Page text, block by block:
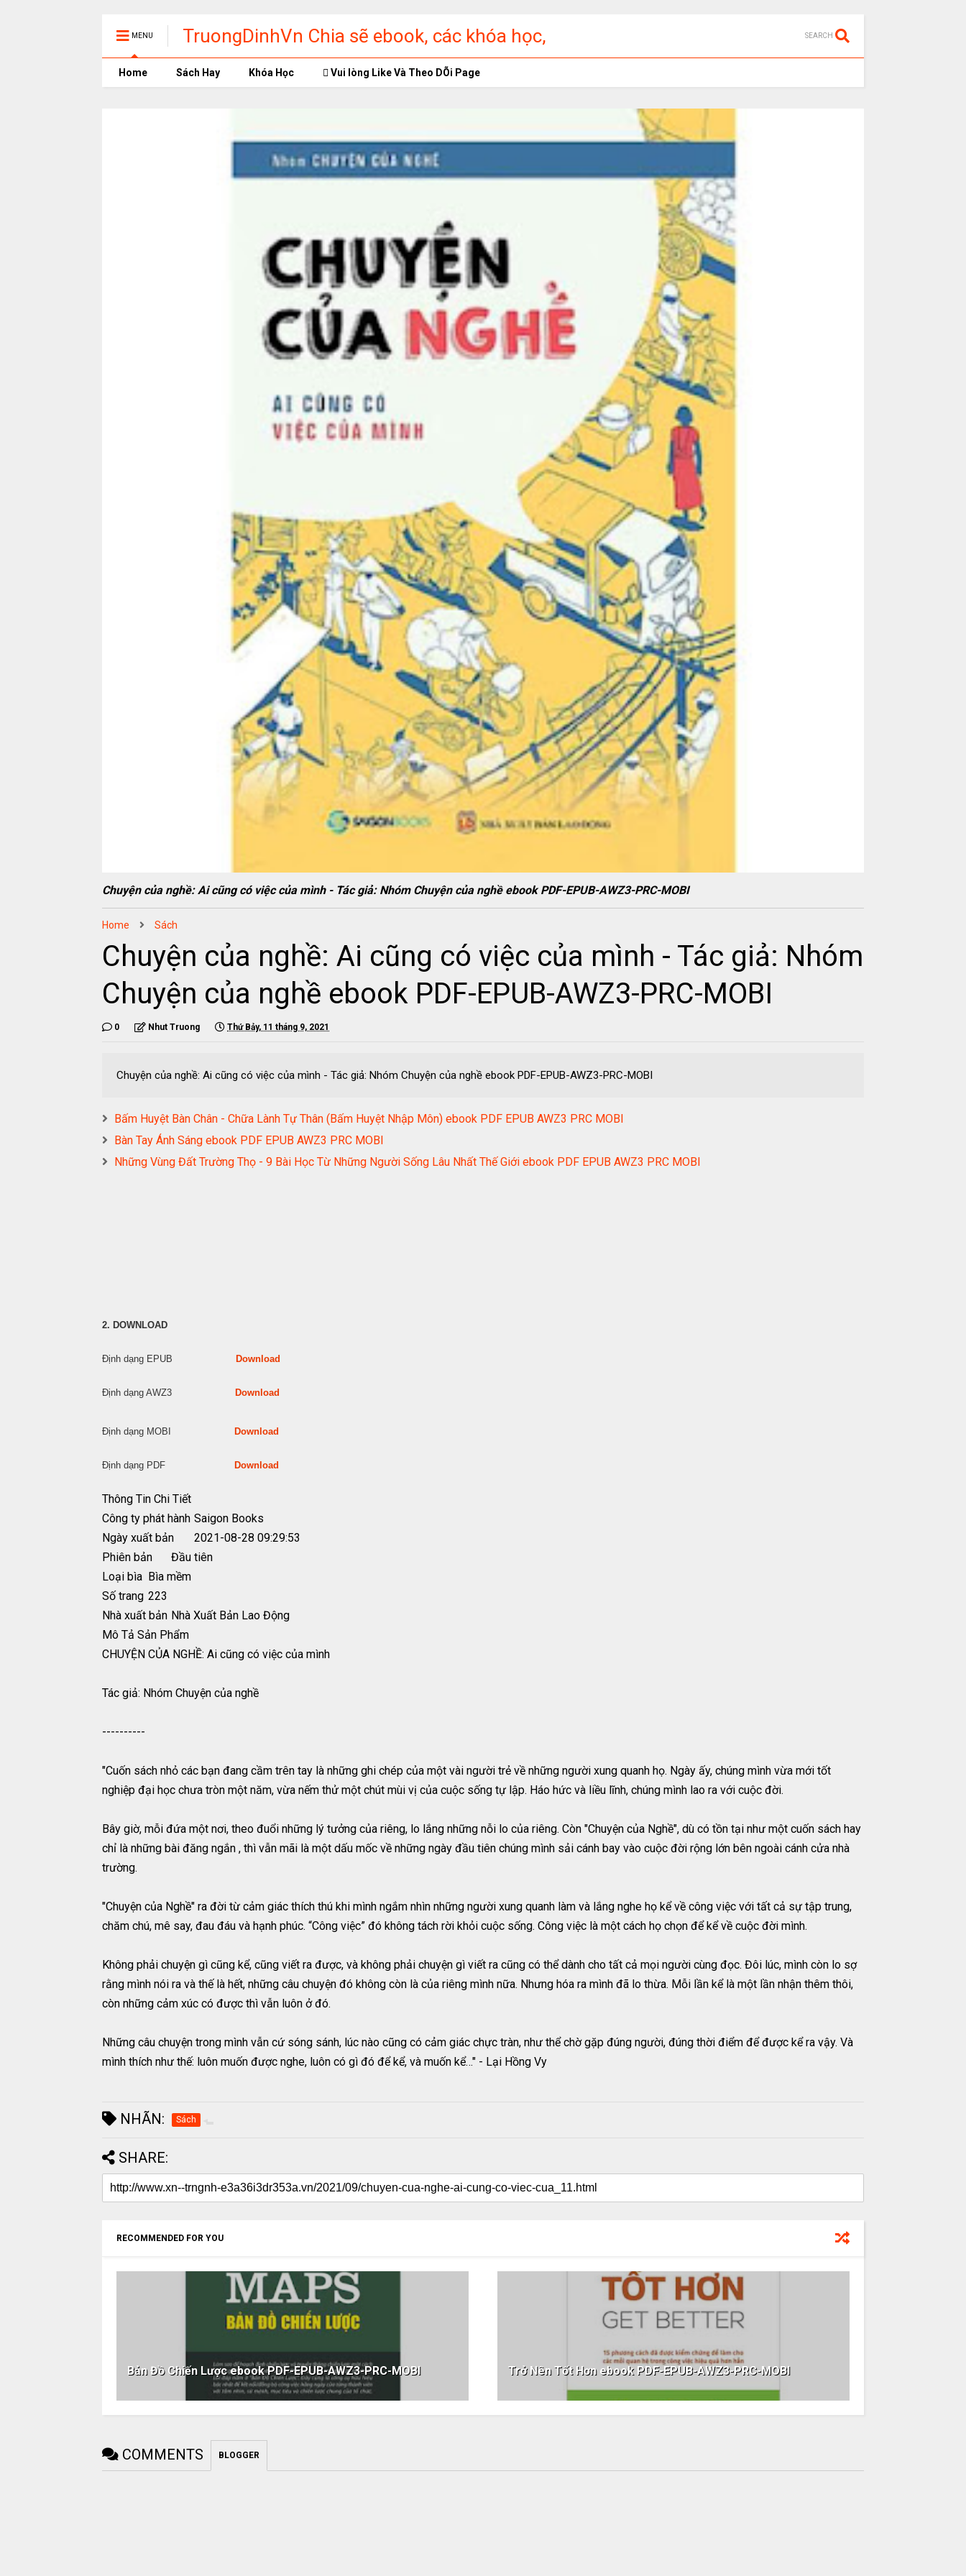
MENU
TruongDinhVn Chia sẽ ebook, các khóa học,
phần mềm học tập miễn phí
SEARCH
Home Sách Hay Khóa Học Vui lòng Like Và Theo DÕi Page
Chuyện của nghề: Ai cũng có việc của mình - Tác giả: Nhóm Chuyện của nghề ebook PDF-EPUB-AWZ3-PRC-MOBI
Home Sách
Chuyện của nghề: Ai cũng có việc của mình - Tác giả: Nhóm
Chuyện của nghề ebook PDF-EPUB-AWZ3-PRC-MOBI
0 Nhut Truong Thứ Bảy, 11 tháng 9, 2021
Chuyện của nghề: Ai cũng có việc của mình - Tác giả: Nhóm Chuyện của nghề ebook PDF-EPUB-AWZ3-PRC-MOBI
Bấm Huyệt Bàn Chân - Chữa Lành Tự Thân (Bấm Huyệt Nhập Môn) ebook PDF EPUB AWZ3 PRC MOBI
Bàn Tay Ánh Sáng ebook PDF EPUB AWZ3 PRC MOBI
Những Vùng Đất Trường Thọ - 9 Bài Học Từ Những Người Sống Lâu Nhất Thế Giới ebook PDF EPUB AWZ3 PRC MOBI
2. DOWNLOAD
Định dạng EPUB Download
Định dạng AWZ3 Download
Định dạng MOBI Download
Định dạng PDF Download
Thông Tin Chi Tiết
Công ty phát hành Saigon Books
Ngày xuất bản
2021-08-28 09:29:53
Phiên bản
Đầu tiên
Loại bìa Bìa mềm
Số trang 223
Nhà xuất bản Nhà Xuất Bản Lao Động
Mô Tả Sản Phẩm
CHUYỆN CỦA NGHỀ: Ai cũng có việc của mình
Tác giả: Nhóm Chuyện của nghề
----------
"Cuốn sách nhỏ các bạn đang cầm trên tay là những ghi chép của một vài người trẻ về những người xung quanh họ. Ngày ấy, chúng mình vừa mới tốt
nghiệp đại học chưa tròn một năm, vừa nếm thử một chút mùi vị của cuộc sống tự lập. Háo hức và liều lĩnh, chúng mình lao ra với cuộc đời.
Bây giờ, mỗi đứa một nơi, theo đuổi những lý tưởng của riêng, lo lắng những nỗi lo của riêng. Còn "Chuyện của Nghề", dù có tồn tại như một cuốn sách hay
chỉ là những bài đăng ngắn , thì vẫn mãi là một dấu mốc về những ngày đầu tiên chúng mình sải cánh bay vào cuộc đời rộng lớn bên ngoài cánh cửa nhà
trường.
"Chuyện của Nghề" ra đời từ cảm giác thích thú khi mình ngắm nhìn những người xung quanh làm và lắng nghe họ kể về công việc với tất cả sự tập trung,
chăm chú, mê say, đau đáu và hạnh phúc. “Công việc” đó không tách rời khỏi cuộc sống. Công việc là một cách họ chọn để kể về cuộc đời mình.
Không phải chuyện gì cũng kể, cũng viết ra được, và không phải chuyện gì viết ra cũng có thể dành cho tất cả mọi người cùng đọc. Đôi lúc, mình còn lo sợ
rằng mình nói ra và thế là hết, những câu chuyện đó không còn là của riêng mình nữa. Nhưng hóa ra mình đã lo thừa. Mỗi lần kể là một lần nhận thêm thôi,
còn những cảm xúc có được thì vẫn luôn ở đó.
Những câu chuyện trong mình vẫn cứ sóng sánh, lúc nào cũng có cảm giác chực tràn, như thể chờ gặp đúng người, đúng thời điểm để được kể ra vậy. Và
mình thích như thế: luôn muốn được nghe, luôn có gì đó để kể, và muốn kể…" - Lại Hồng Vy
NHÃN: Sách
SHARE:
RECOMMENDED FOR YOU
Bản Đồ Chiến Lược ebook PDF-EPUB-AWZ3-PRC-MOBI Trở Nên Tốt Hơn ebook PDF-EPUB-AWZ3-PRC-MOBI
COMMENTS BLOGGER